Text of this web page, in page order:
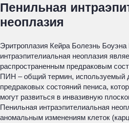
Пенильная
неоплазия
Эритроплазия Кейра Болезнь Боуэна
интраэпителиальная неоплазия
распространенным предраковым
ПИН – общий термин, используемый
предраковых состояний пениса,
могут развиться в инвазивную
Пенильная интраэпителиальная
аномальным изменениям клеток